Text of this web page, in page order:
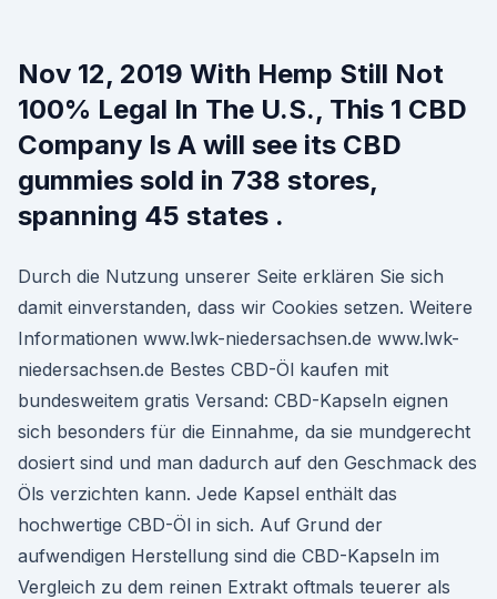
Nov 12, 2019 With Hemp Still Not
100% Legal In The U.S., This 1 CBD
Company Is A will see its CBD
gummies sold in 738 stores,
spanning 45 states .
Durch die Nutzung unserer Seite erklären Sie sich
damit einverstanden, dass wir Cookies setzen. Weitere
Informationen www.lwk-niedersachsen.de www.lwk-
niedersachsen.de Bestes CBD-Öl kaufen mit
bundesweitem gratis Versand: CBD-Kapseln eignen
sich besonders für die Einnahme, da sie mundgerecht
dosiert sind und man dadurch auf den Geschmack des
Öls verzichten kann. Jede Kapsel enthält das
hochwertige CBD-Öl in sich. Auf Grund der
aufwendigen Herstellung sind die CBD-Kapseln im
Vergleich zu dem reinen Extrakt oftmals teuerer als